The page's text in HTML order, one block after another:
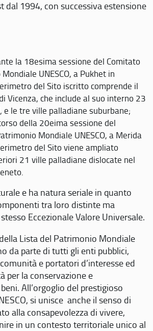
dal 1994, con successiva estensione
la 18esima sessione del Comitato
UNESCO, a Pukhet in
del Sito iscritto comprende il
Vicenza, che include al suo interno 23
e le tre ville palladiane suburbane;
della 20eima sessione del
Mondiale UNESCO, a Merida
del Sito viene ampliato
21 ville palladiane dislocate nel
e ha natura seriale in quanto
tra loro distinte ma
Eccezionale Valore Universale.
Lista del Patrimonio Mondiale
da parte di tutti gli enti pubblici,
e portatori d’interesse ed
per la conservazione e
All’orgoglio del prestigioso
si unisce anche il senso di
alla consapevolezza di vivere,
in un contesto territoriale unico al